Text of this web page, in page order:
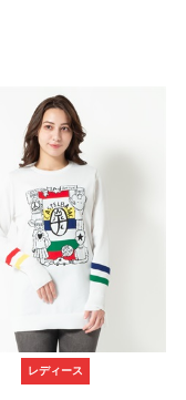
レディース